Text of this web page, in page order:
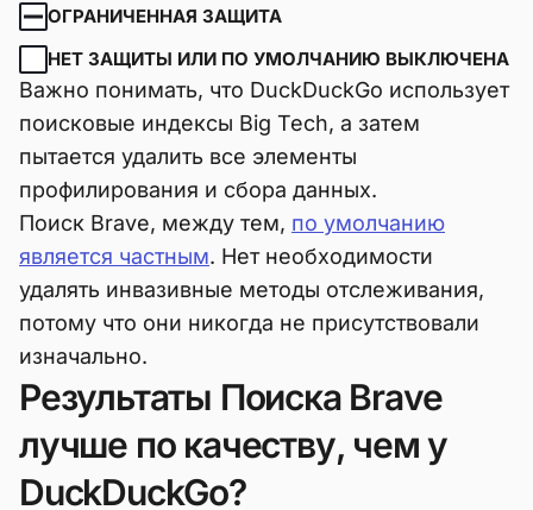
ОГРАНИЧЕННАЯ ЗАЩИТА
НЕТ ЗАЩИТЫ ИЛИ ПО УМОЛЧАНИЮ ВЫКЛЮЧЕНА
Важно понимать, что DuckDuckGo использует
поисковые индексы Big Tech, а затем
пытается удалить все элементы
профилирования и сбора данных.
Поиск Brave, между тем, по умолчанию
является частным. Нет необходимости
удалять инвазивные методы отслеживания,
потому что они никогда не присутствовали
изначально.
Результаты Поиска Brave
лучше по качеству, чем у
DuckDuckGo?